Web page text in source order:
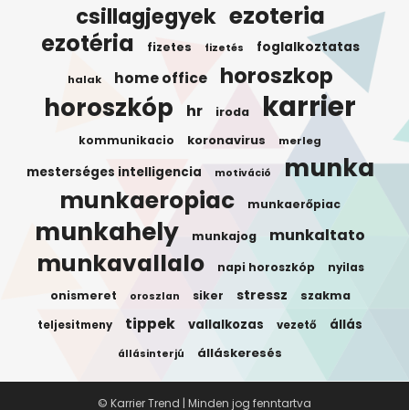
csillagjegyek ezoteria
ezotéria fizetes fizetés foglalkoztatas
halak home office horoszkop
horoszkóp hr iroda karrier
kommunikacio koronavirus merleg
mesterséges intelligencia motiváció munka
munkaeropiac munkaerőpiac
munkahely munkajog munkaltato
munkavallalo napi horoszkóp nyilas
onismeret oroszlan siker stressz szakma
teljesitmeny tippek vallalkozas vezető állás
állásinterjú álláskeresés
© Karrier Trend | Minden jog fenntartva